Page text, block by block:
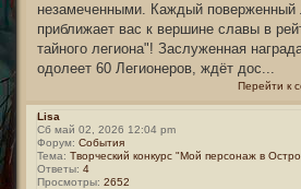
незамеченными. Каждый поверженный
приближает вас к вершине славы в
тайного легиона"! Заслуженная
одолеет 60 Легионеров, ждёт дос...
Перейти к
Lisa
Сб май 02, 2026 12:04 pm
Форум: События
Тема: Творческий конкурс "Мой персонаж в
Ответы: 4
Просмотры: 2652